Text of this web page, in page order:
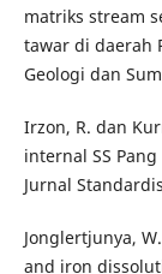
matriks stream
tawar di daerah
Geologi dan
Irzon, R. dan
internal SS
Jurnal
Jonglertjunya,
and iron